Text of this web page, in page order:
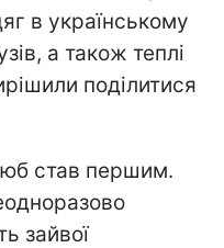
в українському
а також теплі
поділитися
став першим.
зайвої